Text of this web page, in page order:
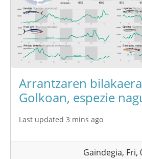
Arrantzaren
Golkoan, espezie
Last updated 3 mins ago
Gaindegia, Fri,